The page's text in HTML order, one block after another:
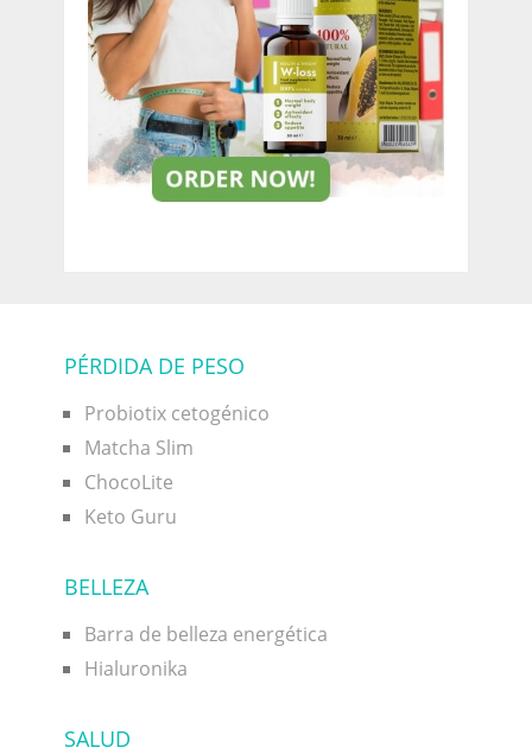
PÉRDIDA DE PESO
Probiotix cetogénico
Matcha Slim
ChocoLite
Keto Guru
BELLEZA
Barra de belleza energética
Hialuronika
SALUD